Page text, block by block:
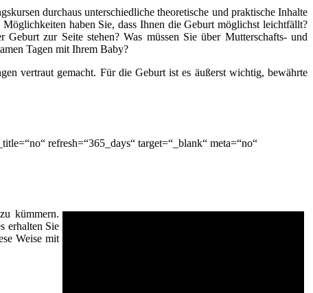
durchaus unterschiedliche theoretische und praktische Inhalte
haben Sie, dass Ihnen die Geburt möglichst leichtfällt?
zur Seite stehen? Was müssen Sie über Mutterschafts- und
Tagen mit Ihrem Baby?
vertraut gemacht. Für die Geburt ist es äußerst wichtig, bewährte
refresh=“365_days“ target=“_blank“ meta=“no“
kümmern.
erhalten Sie
Weise mit